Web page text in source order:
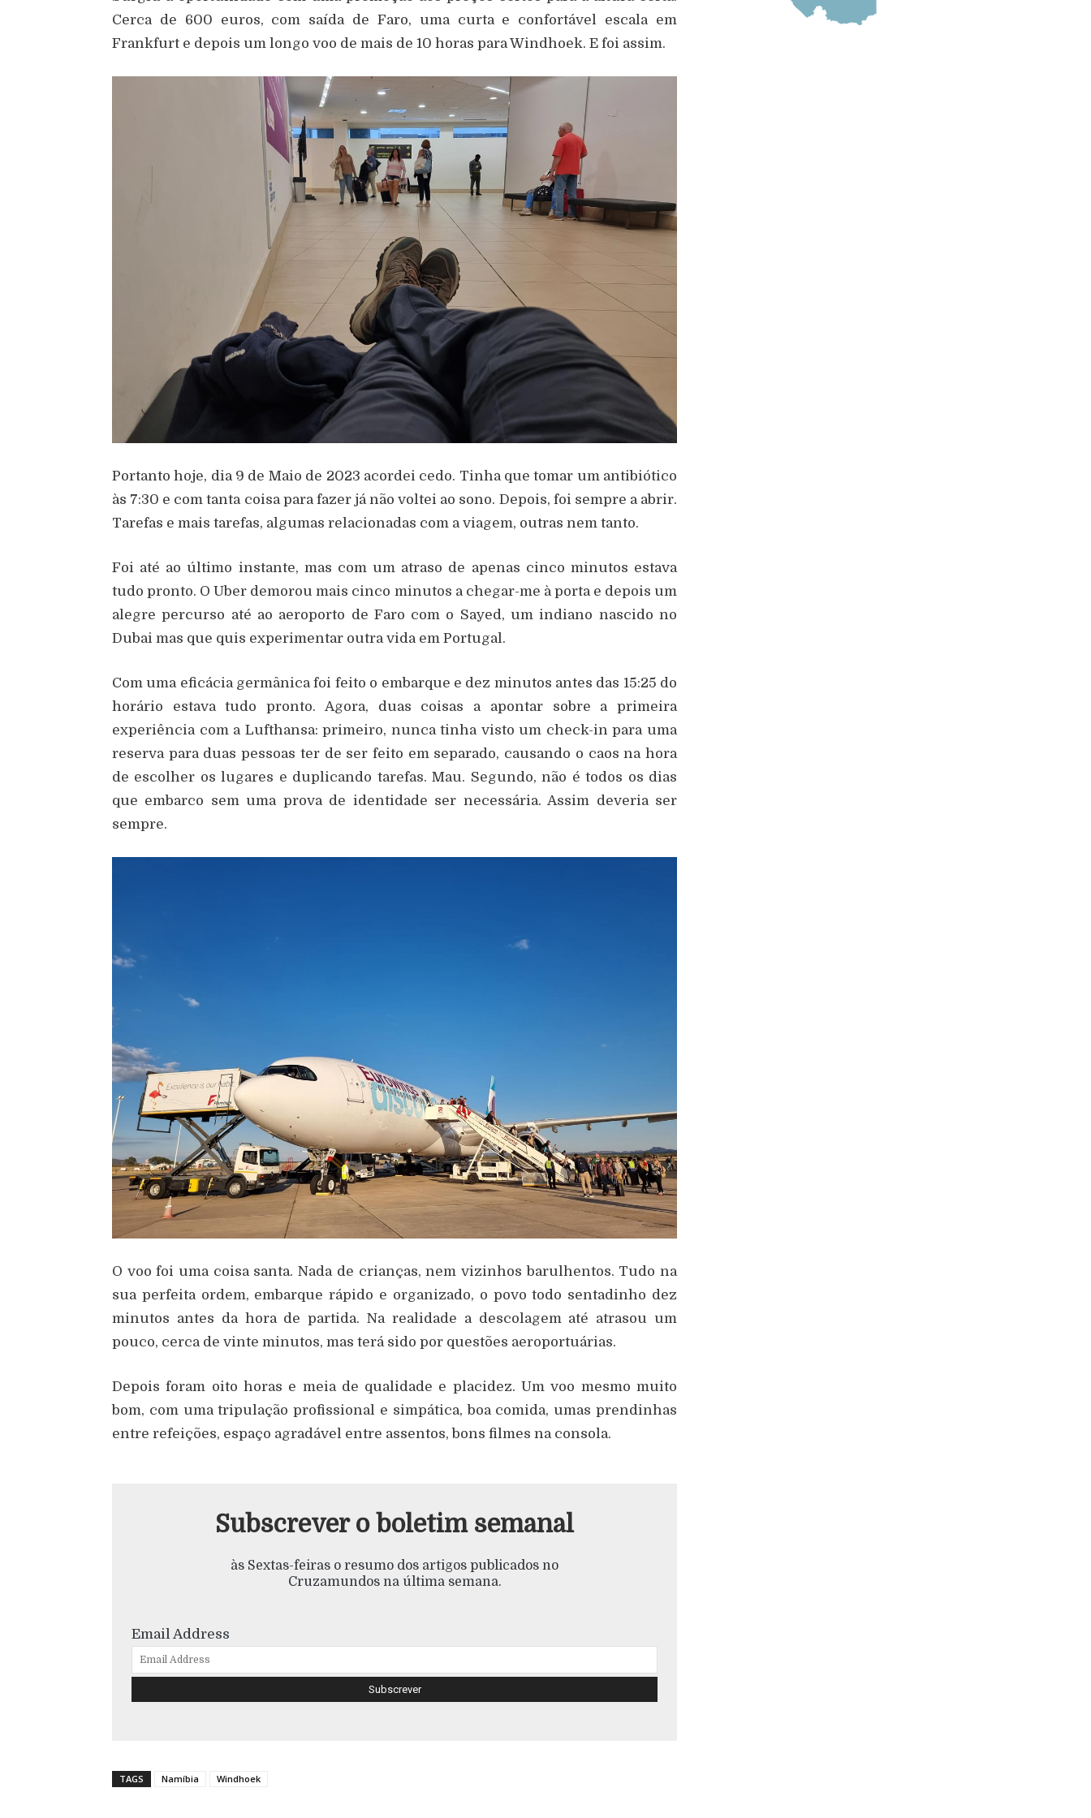
Cerca de 600 euros, com saída de Faro, uma curta e confortável escala em
Frankfurt e depois um longo voo de mais de 10 horas para Windhoek. E foi assim.
Portanto hoje, dia 9 de Maio de 2023 acordei cedo. Tinha que tomar um antibiótico
às 7:30 e com tanta coisa para fazer já não voltei ao sono. Depois, foi sempre a abrir.
Tarefas e mais tarefas, algumas relacionadas com a viagem, outras nem tanto.
Foi até ao último instante, mas com um atraso de apenas cinco minutos estava
tudo pronto. O Uber demorou mais cinco minutos a chegar-me à porta e depois um
alegre percurso até ao aeroporto de Faro com o Sayed, um indiano nascido no
Dubai mas que quis experimentar outra vida em Portugal.
Com uma eficácia germânica foi feito o embarque e dez minutos antes das 15:25 do
horário estava tudo pronto. Agora, duas coisas a apontar sobre a primeira
experiência com a Lufthansa: primeiro, nunca tinha visto um check-in para uma
reserva para duas pessoas ter de ser feito em separado, causando o caos na hora
de escolher os lugares e duplicando tarefas. Mau. Segundo, não é todos os dias
que embarco sem uma prova de identidade ser necessária. Assim deveria ser
sempre.
O voo foi uma coisa santa. Nada de crianças, nem vizinhos barulhentos. Tudo na
sua perfeita ordem, embarque rápido e organizado, o povo todo sentadinho dez
minutos antes da hora de partida. Na realidade a descolagem até atrasou um
pouco, cerca de vinte minutos, mas terá sido por questões aeroportuárias.
Depois foram oito horas e meia de qualidade e placidez. Um voo mesmo muito
bom, com uma tripulação profissional e simpática, boa comida, umas prendinhas
entre refeições, espaço agradável entre assentos, bons filmes na consola.
Subscrever o boletim semanal
às Sextas-feiras o resumo dos artigos publicados no
Cruzamundos na última semana.
Email Address
TAGS Namíbia Windhoek